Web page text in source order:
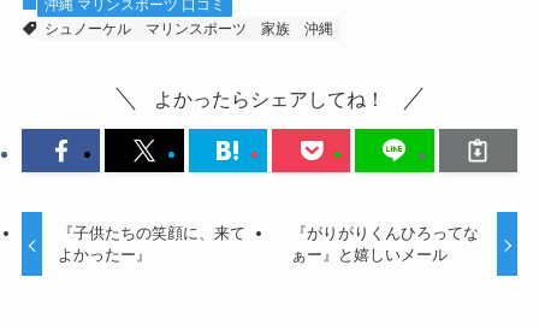
沖縄 マリンスポーツ 口コミ
シュノーケル
マリンスポーツ 家族 沖縄
よかったらシェアしてね！
『子供たちの笑顔に、来て
よかったー』
『がりがりくんひろってな
ぁー』と嬉しいメール